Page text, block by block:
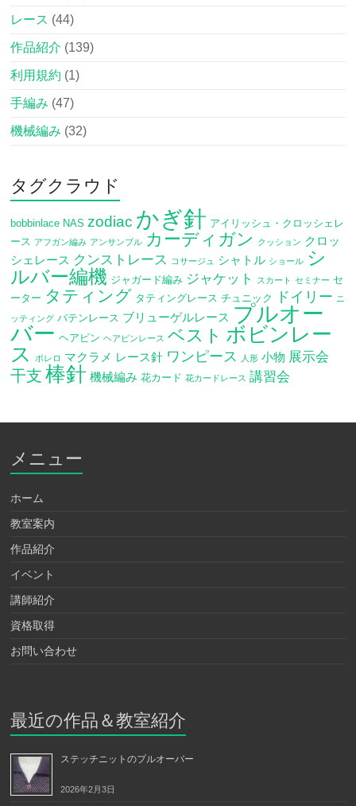
レース (44)
作品紹介 (139)
利用規約 (1)
手編み (47)
機械編み (32)
タグクラウド
bobbinlace NAS zodiac かぎ針 アイリッシュ・クロッシェレ
ース アフガン編み アンサンブル カーディガン クッション クロッ
シェレース クンストレース コサージュ シャトル ショール シ
ルバー編機 ジャガード編み ジャケット スカート セミナー セ
ーター タティング タティングレース チュニック ドイリー ニ
ッティング バテンレース ブリューゲルレース プルオー
バー ヘアピン ヘアピンレース ベスト ボビンレー
ス
ボレロ マクラメ レース針 ワンピース 人形 小物 展示会
干支 棒針 機械編み 花カード 花カードレース 講習会
メニュー
ホーム
教室案内
作品紹介
イベント
講師紹介
資格取得
お問い合わせ
最近の作品＆教室紹介
ステッチニットのプルオーバー
2026年2月3日